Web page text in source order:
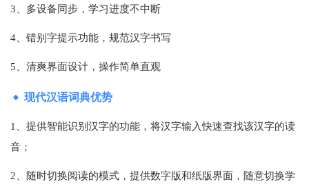
3、多设备同步，学习进度不中断
4、错别字提示功能，规范汉字书写
5、清爽界面设计，操作简单直观
现代汉语词典优势
1、提供智能识别汉字的功能，将汉字输入快速查找该汉字的读
音；
2、随时切换阅读的模式，提供数字版和纸版界面，随意切换学